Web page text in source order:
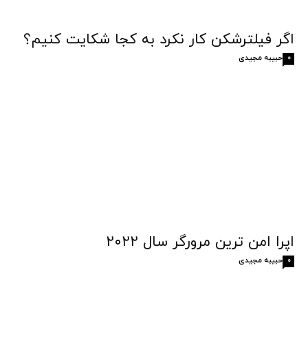
اگر فیلترشکن کار نکرد به کجا شکایت کنیم؟
حبیبه مجیدی 0
اپرا امن‌ ترین مرورگر سال ۲۰۲۲
حبیبه مجیدی 0